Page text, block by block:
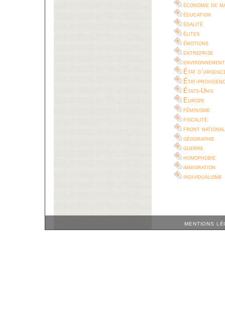
économie de
éducation
égalité
élites
émotions
entreprise
environnement
État
État-
États-Unis
Europe
féminisme
fiscalité
front national
géographie
guerre
homophobie
immigration
individualisme
MENTIONS